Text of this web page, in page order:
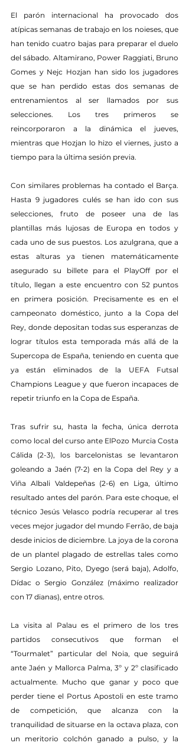
El parón internacional ha provocado dos
atípicas semanas de trabajo en los noieses, que
han tenido cuatro bajas para preparar el duelo
del sábado. Altamirano, Power Raggiati, Bruno
Gomes y Nejc Hozjan han sido los jugadores
que se han perdido estas dos semanas de
entrenamientos al ser llamados por sus
selecciones. Los tres primeros se
reincorporaron a la dinámica el jueves,
mientras que Hozjan lo hizo el viernes, justo a
tiempo para la última sesión previa.
Con similares problemas ha contado el Barça.
Hasta 9 jugadores culés se han ido con sus
selecciones, fruto de poseer una de las
plantillas más lujosas de Europa en todos y
cada uno de sus puestos. Los azulgrana, que a
estas alturas ya tienen matemáticamente
asegurado su billete para el PlayOff por el
título, llegan a este encuentro con 52 puntos
en primera posición. Precisamente es en el
campeonato doméstico, junto a la Copa del
Rey, donde depositan todas sus esperanzas de
lograr títulos esta temporada más allá de la
Supercopa de España, teniendo en cuenta que
ya están eliminados de la UEFA Futsal
Champions League y que fueron incapaces de
repetir triunfo en la Copa de España.
Tras sufrir su, hasta la fecha, única derrota
como local del curso ante ElPozo Murcia Costa
Cálida (2-3), los barcelonistas se levantaron
goleando a Jaén (7-2) en la Copa del Rey y a
Viña Albali Valdepeñas (2-6) en Liga, último
resultado antes del parón. Para este choque, el
técnico Jesús Velasco podría recuperar al tres
veces mejor jugador del mundo Ferrão, de baja
desde inicios de diciembre. La joya de la corona
de un plantel plagado de estrellas tales como
Sergio Lozano, Pito, Dyego (será baja), Adolfo,
Dídac o Sergio González (máximo realizador
con 17 dianas), entre otros.
La visita al Palau es el primero de los tres
partidos consecutivos que forman el
“Tourmalet” particular del Noia, que seguirá
ante Jaén y Mallorca Palma, 3º y 2º clasificado
actualmente. Mucho que ganar y poco que
perder tiene el Portus Apostoli en este tramo
de competición, que alcanza con la
tranquilidad de situarse en la octava plaza, con
un meritorio colchón ganado a pulso, y la